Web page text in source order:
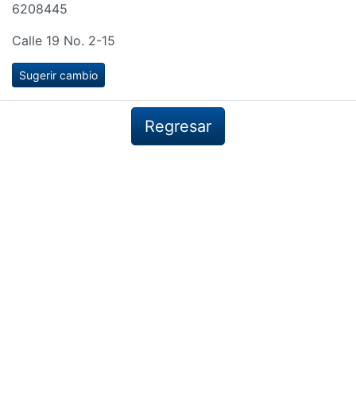
6208445
Calle 19 No. 2-15
Sugerir cambio
Regresar